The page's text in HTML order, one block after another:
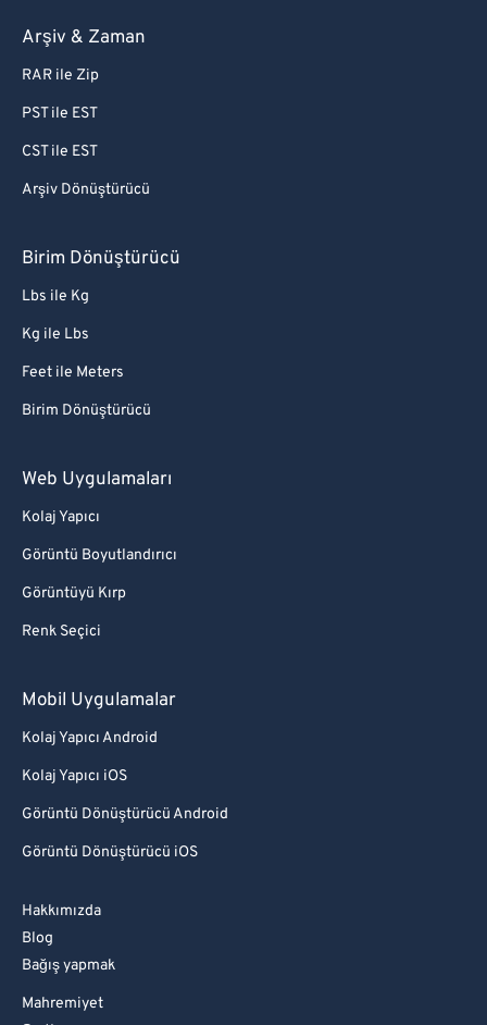
Arşiv & Zaman
RAR ile Zip
PST ile EST
CST ile EST
Arşiv Dönüştürücü
Birim Dönüştürücü
Lbs ile Kg
Kg ile Lbs
Feet ile Meters
Birim Dönüştürücü
Web Uygulamaları
Kolaj Yapıcı
Görüntü Boyutlandırıcı
Görüntüyü Kırp
Renk Seçici
Mobil Uygulamalar
Kolaj Yapıcı Android
Kolaj Yapıcı iOS
Görüntü Dönüştürücü Android
Görüntü Dönüştürücü iOS
Hakkımızda
Blog
Bağış yapmak
Mahremiyet